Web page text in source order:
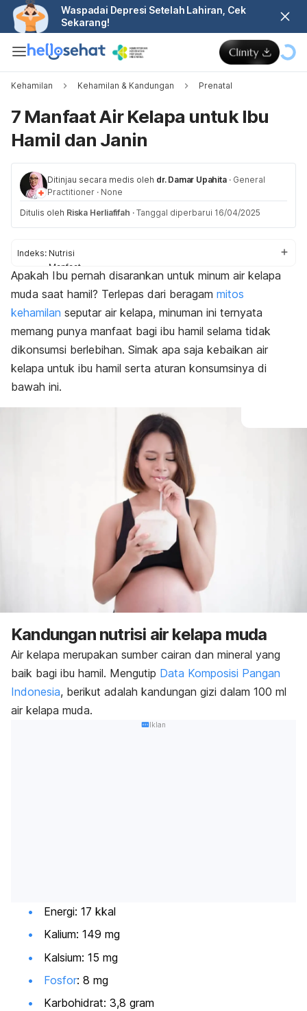
Waspadai Depresi Setelah Lahiran, Cek
Sekarang!
Kehamilan Kehamilan & Kandungan Prenatal
7 Manfaat Air Kelapa untuk Ibu
Hamil dan Janin
Ditinjau secara medis oleh dr. Damar Upahita · General
Practitioner · None
Ditulis oleh Riska Herliafifah · Tanggal diperbarui 16/04/2025
Indeks: Nutrisi
Manfaat
Tips aman
Apakah Ibu pernah disarankan untuk minum air kelapa
muda saat hamil? Terlepas dari beragam mitos
kehamilan seputar air kelapa, minuman ini ternyata
memang punya manfaat bagi ibu hamil selama tidak
dikonsumsi berlebihan. Simak apa saja kebaikan air
kelapa untuk ibu hamil serta aturan konsumsinya di
bawah ini.
Kandungan nutrisi air kelapa muda
Air kelapa merupakan sumber cairan dan mineral yang
baik bagi ibu hamil. Mengutip Data Komposisi Pangan
Indonesia, berikut adalah kandungan gizi dalam 100 ml
air kelapa muda.
Iklan
Energi: 17 kkal
Kalium: 149 mg
Kalsium: 15 mg
Fosfor: 8 mg
Karbohidrat: 3,8 gram